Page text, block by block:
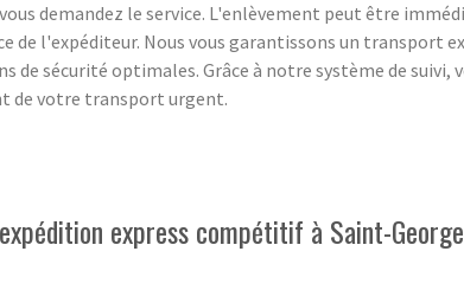
demandez le service. L'enlèvement peut être
de l'expéditeur. Nous vous garantissons un transport
de sécurité optimales. Grâce à notre système de suivi,
de votre transport urgent.
express compétitif à Saint-